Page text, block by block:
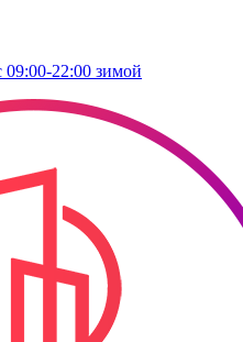
22:00 зимой